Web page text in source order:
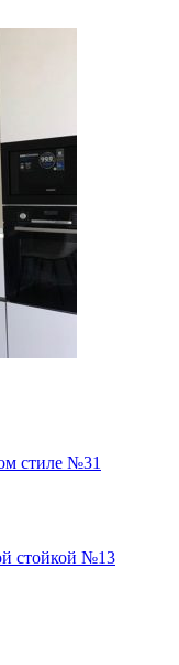
стиле №31
стойкой №13